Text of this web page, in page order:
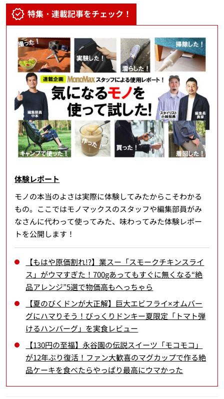
特集・連載記事をチェック！
体験レポート
モノの本当のよさは実際に体験してみたからこそわかる
もの。ここではモノマックスのスタッフや編集部員がみ
なさんに代わって使ってみた、味わってみた体験レポー
トを公開します！
【もはや原価割れ!?】業スー「スモークチキンスライ
ス」がウマすぎた！700gあってもすぐに無くなる“絶
品アレンジ”5選で物価高もへっちゃら
【夏のびくドンが大正解】巨大エビフライ×オムバー
グにハマりそう！びっくりドンキー夏限定「トマト弾
けるハンバーグ」を実食レビュー
【130円の至福】永谷園の伝説スイーツ「モコモコ」
が12年ぶり復活！ファン大歓喜のマグカップで作る絶
品ケーキを食べたらやっぱり最高にウマかった